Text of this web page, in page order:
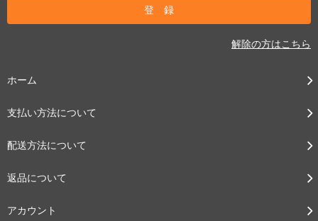
解除の方はこちら
ホーム
支払い方法について
配送方法について
返品について
アカウント